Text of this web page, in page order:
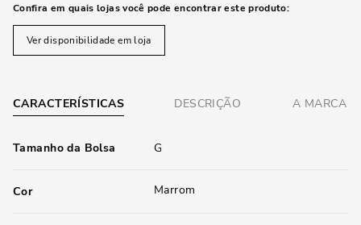
Confira em quais lojas você pode encontrar este produto:
Ver disponibilidade em loja
CARACTERÍSTICAS DESCRIÇÃO A MARCA
Tamanho da Bolsa G
Cor Marrom